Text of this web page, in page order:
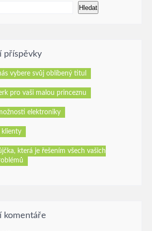
Hledat
příspěvky
vybere svůj oblíbený titul
pro vaši malou princeznu
elektroniky
klienty
která je řešením všech vašich
komentáře